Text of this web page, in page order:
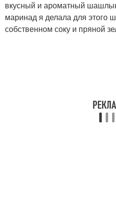
вкусный и ароматный
маринад я делала для этого
собственном соку и пряной